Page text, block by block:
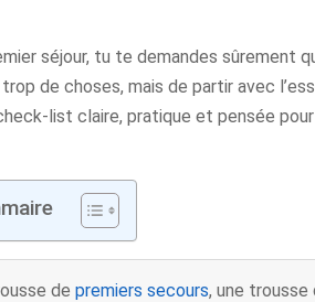
séjour, tu te demandes sûrement
de choses, mais de partir avec
list claire, pratique et pensée
de premiers secours, une